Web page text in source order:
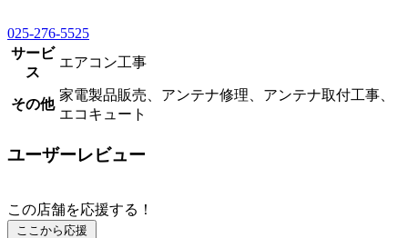
025-276-5525
サービ
ス
エアコン工事
その他
家電製品販売、アンテナ修理、アンテナ取付工事、
エコキュート
ユーザーレビュー
この店舗を応援する！
ここから応援